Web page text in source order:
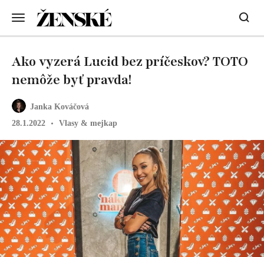
Janka Kováčová
28.1.2022
Vlasy & mejkap
Ako vyzerá Lucid bez príčeskov? TOTO
nemôže byť pravda!